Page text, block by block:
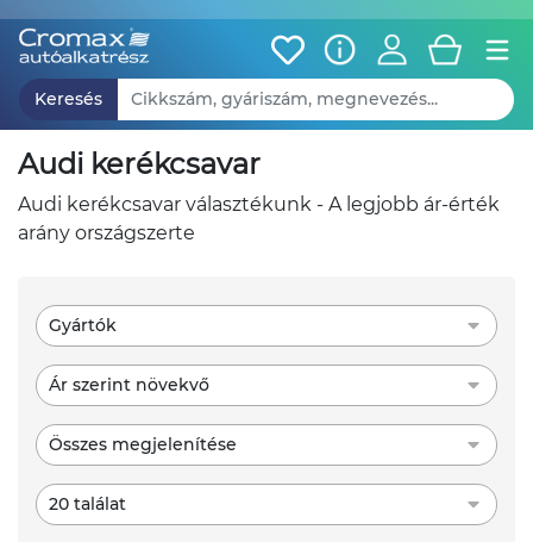
Keresés
audi kerékcsavar
audi kerékcsavar választékunk - A legjobb ár-érték
arány országszerte
Gyártók
Ár szerint növekvő
Összes megjelenítése
20 találat